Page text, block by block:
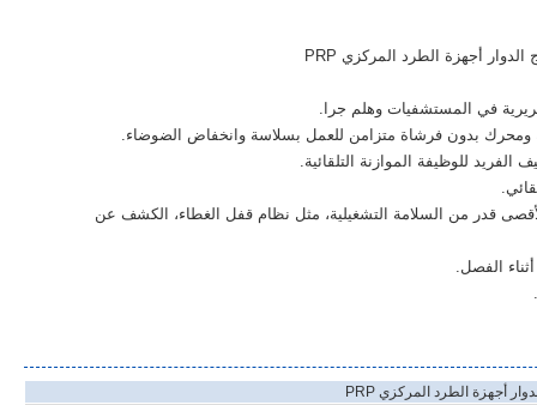
في المستشفيات وهلم جرا.
بدون فرشاة متزامن للعمل بسلاسة وانخفاض الضوضاء.
للوظيفة الموازنة التلقائية.
قدر من السلامة التشغيلية، مثل نظام قفل الغطاء، الكشف عن
الفصل.